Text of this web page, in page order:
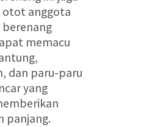
otot anggota
memacu
dan paru-paru
yang
panjang.